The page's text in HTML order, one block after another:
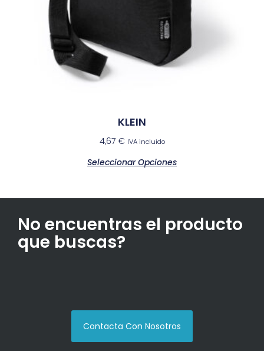
KLEIN
4,67 € IVA incluido
Seleccionar Opciones
No encuentras el producto
que buscas?
Contacta Con Nosotros